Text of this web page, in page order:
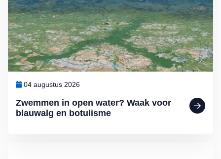
Zwemmen in open water? Waak voor
blauwalg en botulisme
04 augustus 2026